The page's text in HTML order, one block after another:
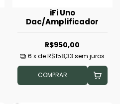
iFi Uno
Dac/Amplificador
R$950,00
6 x deR$158,33 sem juros
COMPRAR